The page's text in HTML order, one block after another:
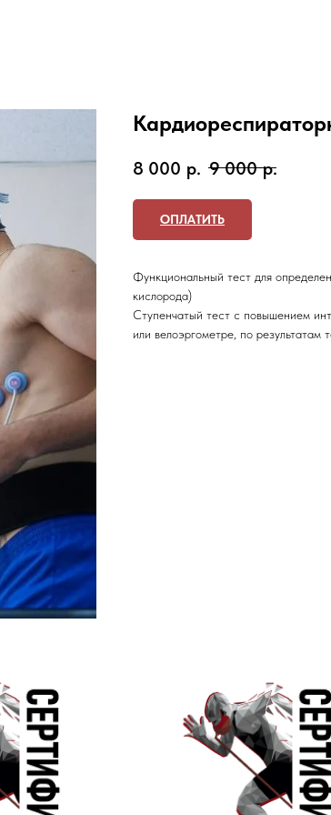
8 000 р. 9 000 р.
ОПЛАТИТЬ
Функциональный тест для
кислорода)
Ступенчатый тест с повышением
или велоэргометре, по